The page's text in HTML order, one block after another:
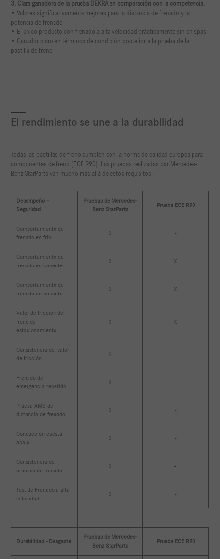
3. Clara ganadora de la prueba DEKRA en comparación con la competencia.
• Valores significativamente mejores para la distancia de frenado y la
potencia de frenado
• El único producto con frenado a alta velocidad prácticamente sin chispas
• Ganador claro en términos de condición posterior a la prueba de la
pastilla de freno
El rendimiento se une a la durabilidad
Todas las pastillas de freno cumplen con la norma de calidad europea para
componentes de freno (ECE R90). Las pruebas realizadas por Mercedes-
Benz StarParts van mucho más allá de estos requisitos.
Desempeño –
Seguridad
Pruebas de Mercedes-
Benz StarParts
Prueba ECE R90
Comportamiento de
frenado en frío
X -
Comportamiento de
frenado en caliente
X X
Comportamiento de
frenado en caliente
X X
Valor de fricción del
freno de
estacionamiento
X X
Consistencia del valor
de fricción
X -
Frenado de
emergencia repetido
X -
Prueba AMS de
distancia de frenado
X -
Conducción cuesta
abajo
X -
Consistencia del
proceso de frenado
X -
Test de Frenado a alta
velocidad
X -
Durabilidad - Desgaste
Pruebas de Mercedes-
Benz StarParts
Prueba ECE R90